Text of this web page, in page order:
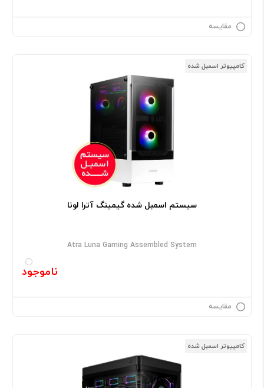
مقایسه
کامپیوتر اسمبل شده
سیستم اسمبل شده گیمینگ آترا لونا
Atra Luna Gaming Assembled System
ناموجود
مقایسه
کامپیوتر اسمبل شده